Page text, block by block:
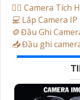
🧛‍♀️ Camera Tích
💻 Lắp Camera IP
⚙️Đầu Ghi
📥Đầu ghi